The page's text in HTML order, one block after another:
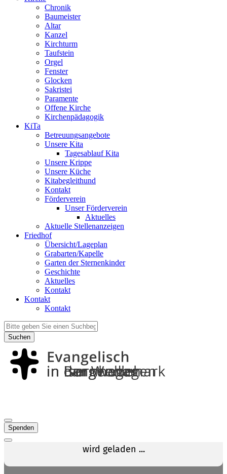
Chronik
Baumeister
Altar
Kanzel
Kirchturm
Taufstein
Orgel
Fenster
Glocken
Sakristei
Paramente
Offene Kirche
Kirchenpädagogik
KiTa
Betreuungsangebote
Unsere Kita
Tagesablauf Kita
Unsere Krippe
Unsere Küche
Kitabegleithund
Kontakt
Förderverein
Unser Förderverein
Aktuelles
Aktuelle Stellenanzeigen
Friedhof
Übersicht/Lageplan
Grabarten/Kapelle
Garten der Sternenkinder
Geschichte
Aktuelles
Kontakt
Kontakt
Kontakt
Suchen
Spenden